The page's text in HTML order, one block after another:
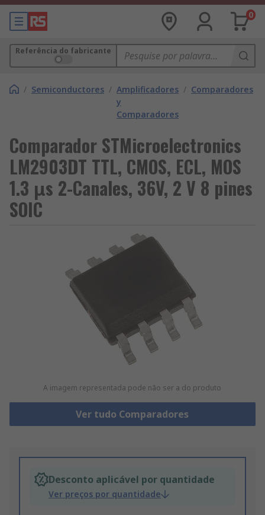
0
Referência do fabricante
/ Semiconductores / Amplificadores
y
Comparadores
/ Comparadores
Comparador STMicroelectronics
LM2903DT TTL, CMOS, ECL, MOS
1.3 μs 2-Canales, 36V, 2 V 8 pines
SOIC
A imagem representada pode não ser a do produto
Ver tudo Comparadores
Desconto aplicável por quantidade
Ver preços por quantidade